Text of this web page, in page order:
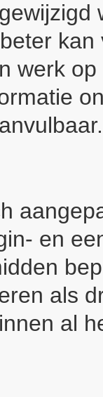
kan
werk
en
als
al